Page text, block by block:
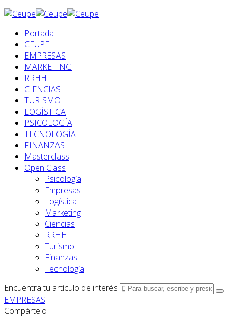
Portada
CEUPE
EMPRESAS
MARKETING
RRHH
CIENCIAS
TURISMO
LOGÍSTICA
PSICOLOGÍA
TECNOLOGÍA
FINANZAS
Masterclass
Open Class
Psicología
Empresas
Logística
Marketing
Ciencias
RRHH
Turismo
Finanzas
Tecnología
Encuentra tu artículo de interés
EMPRESAS
Compártelo